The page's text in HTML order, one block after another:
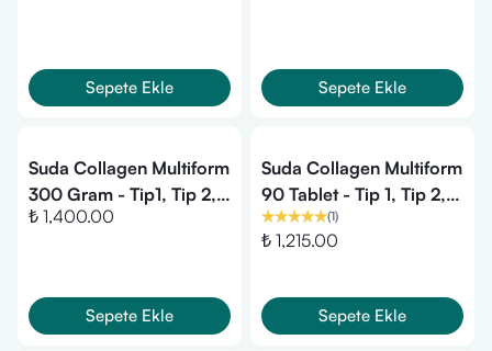
Sepete Ekle Sepete Ekle
Suda Collagen Multiform
300 Gram - Tip1, Tip 2,
Tip 3 Kolajen
₺ 1,400.00
Sepete Ekle
Suda Collagen Multiform
90 Tablet - Tip 1, Tip 2,
Tip 3 Kolajen
(1)
₺ 1,215.00
Sepete Ekle